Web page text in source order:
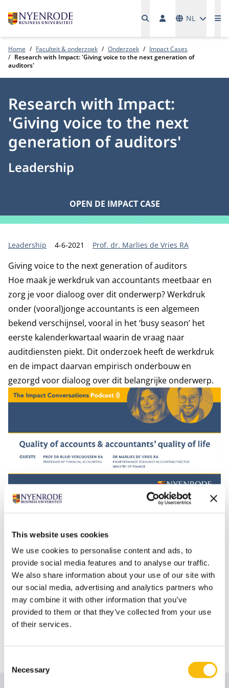
This website uses cookies
We use cookies to personalise content and ads, to
provide social media features and to analyse our traffic.
We also share information about your use of our site with
our social media, advertising and analytics partners who
may combine it with other information that you’ve
provided to them or that they’ve collected from your use
of their services.
Selection
Necessary
NL
Home Faculteit & onderzoek Onderzoek
Impact Cases
Research with Impact: 'Giving voice to the next generation of
auditors'
Research with Impact:
'Giving voice to the next
generation of auditors'
Leadership
OPEN DE IMPACT CASE
Categorie:
Leadership Publicatiedatum:
4-6-2021 Auteur
Prof. dr. Marlies de Vries RA
Giving voice to the next generation of auditors
Hoe maak je werkdruk van accountants meetbaar en
zorg je voor dialoog over dit onderwerp? Werkdruk
onder (vooral)jonge accountants is een algemeen
bekend verschijnsel, vooral in het ‘busy season’ het
eerste kalenderkwartaal waarin de vraag naar
auditdiensten piekt. Dit onderzoek heeft de werkdruk
en de impact daarvan empirisch onderbouw en
gezorgd voor dialoog over dit belangrijke onderwerp.
The Impact Conversations
is een podcastserie waarin je
onderzoek ontdekt. Met hosts Bregje Spijkerman en
Jan Anne Amelink duik je verder in praktische
oplossingen voor maatschappelijke uitdagingen.
Ben je nieuwsgierig?The Impact Conversationszijn vanaf
nu te beluisteren op bekende podcast kanalen
zoalsApple Podcast ,Spotify,Google
Podcast ,Stitcher
aflevering mist.